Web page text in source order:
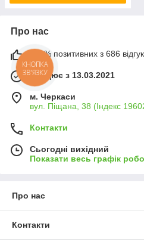
Про нас
100% позитивних з 686
Працює з 13.03.2021
м. Черкаси
вул. Піщана, 38 (Індекс
Контакти
Сьогодні вихідний
Показати весь графік
Про нас
Контакти
КНОПКА
ЗВ'ЯЗКУ